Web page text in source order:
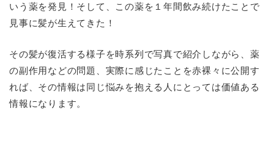
いう薬を発見！そして、この薬を１年間飲み続けたことで
見事に髪が生えてきた！
その髪が復活する様子を時系列で写真で紹介しながら、薬
の副作用などの問題、実際に感じたことを赤裸々に公開す
れば、その情報は同じ悩みを抱える人にとっては価値ある
情報になります。